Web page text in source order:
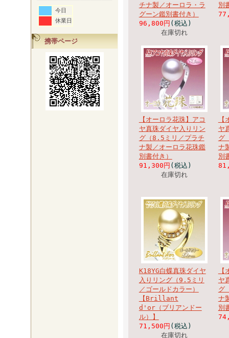
今日
休業日
携帯ページ
チナ製／オーロラ・ラ
グーン鑑別書付き）
96,800円 (税込)
在庫切れ
別
【オーロラ花珠】アコ
ヤ真珠ダイヤ入りリン
グ（8.5ミリ／プラチ
ナ製／オーロラ花珠鑑
別書付き）
91,300円 (税込)
在庫切れ
ヤ
グ
ナ
別
K18YG白蝶真珠ダイヤ
入りリング（9.5ミリ
／ゴールドカラー）
【Brillant
d'or（ブリアンドー
ル）】
71,500円 (税込)
在庫切れ
ヤ
グ
ナ
別